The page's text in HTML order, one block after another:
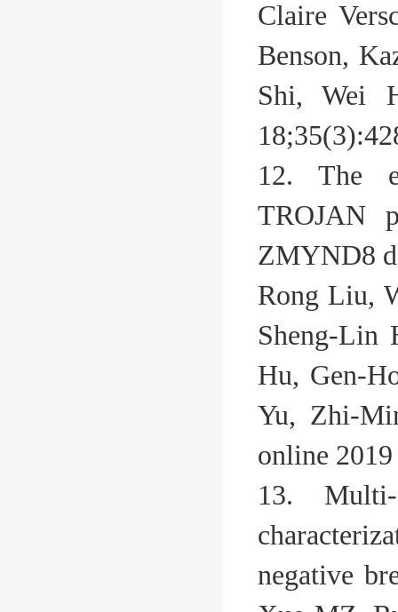
Claire
Benson,
Shi, Wei
12. The
TROJAN
ZMYND8
Rong Liu,
Sheng-Lin
Hu, Gen-
Yu, Zhi-
online
13. Multi-
negative